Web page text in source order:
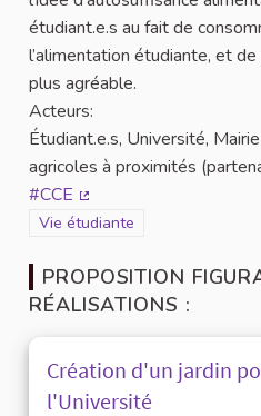
étudiant.e.s au fait de
l’alimentation étudiante, et
plus agréable.
Acteurs:
Étudiant.e.s, Université,
agricoles à proximités
#CCE
(Lien externe)
Filtrer les résultats de la
Vie étudiante
PROPOSITION
RÉALISATIONS :
Création d'un jardin
l'Université